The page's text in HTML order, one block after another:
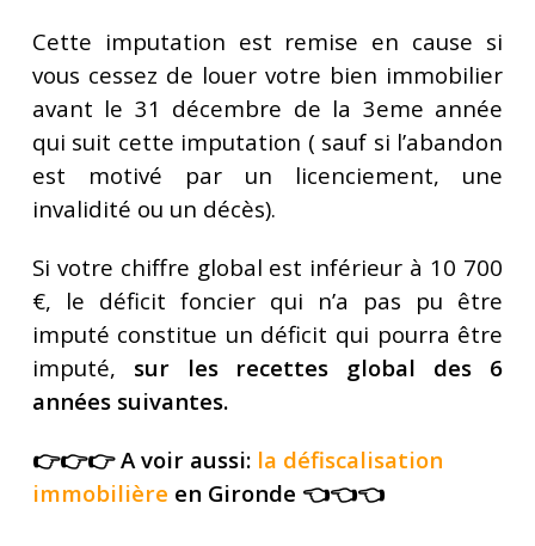
Cette imputation est remise en cause si
vous cessez de louer votre bien immobilier
avant le 31 décembre de la 3eme année
qui suit cette imputation ( sauf si l’abandon
est motivé par un licenciement, une
invalidité ou un décès).
Si votre chiffre global est inférieur à 10 700
€, le déficit foncier qui n’a pas pu être
imputé constitue un déficit qui pourra être
imputé, sur les recettes global des 6
années suivantes.
👉👉👉 A voir aussi: la défiscalisation
immobilière en Gironde 👈👈👈